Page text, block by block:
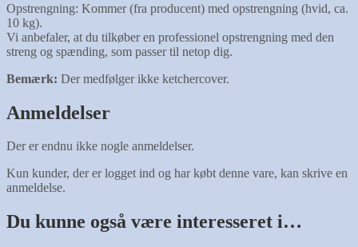
Opstrengning: Kommer (fra producent) med opstrengning (hvid, ca.
10 kg).
Vi anbefaler, at du tilkøber en professionel opstrengning med den
streng og spænding, som passer til netop dig.
Bemærk: Der medfølger ikke ketchercover.
Anmeldelser
Der er endnu ikke nogle anmeldelser.
Kun kunder, der er logget ind og har købt denne vare, kan skrive en
anmeldelse.
Du kunne også være interesseret i…